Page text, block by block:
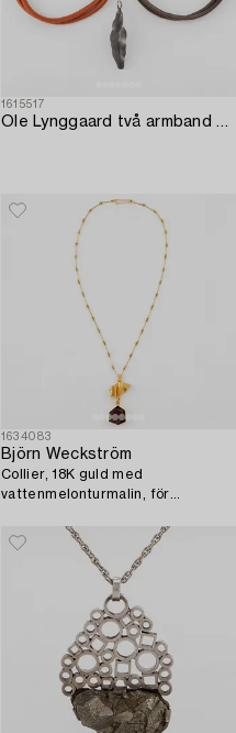
1615517
Ole Lynggaard två armband och ett hänge.
1634083
Björn Weckström
Collier, 18K guld med
vattenmelonturmalin, för